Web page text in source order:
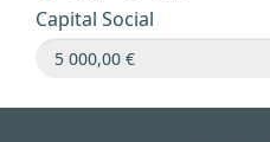
Capital Social